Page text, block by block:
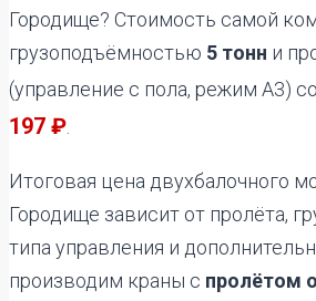
Городище? Стоимость самой
грузоподъёмностью 5 тонн и
(управление с пола, режим А3)
197 ₽.
Итоговая цена двухбалочного
Городище зависит от пролёта,
типа управления и
производим краны с пролётом